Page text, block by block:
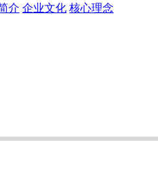
介 企业文化 核心理念